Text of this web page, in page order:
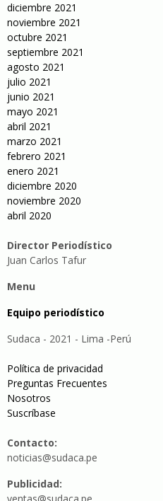
diciembre 2021
noviembre 2021
octubre 2021
septiembre 2021
agosto 2021
julio 2021
junio 2021
mayo 2021
abril 2021
marzo 2021
febrero 2021
enero 2021
diciembre 2020
noviembre 2020
abril 2020
Director Periodístico
Juan Carlos Tafur
Menu
Equipo periodístico
Sudaca - 2021 - Lima -Perú
Política de privacidad
Preguntas Frecuentes
Nosotros
Suscríbase
Contacto:
noticias@sudaca.pe
Publicidad: